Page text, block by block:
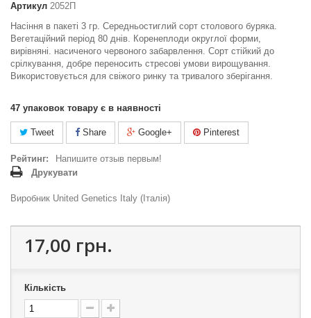
Артикул 2052П
Насіння в пакеті 3 гр. Середньостиглий сорт столового буряка.
Вегетаційний період 80 днів. Коренеплоди округлої форми,
вирівняні. насиченого червоного забарвлення. Сорт стійкий до
срілкування, добре переносить стресові умови вирощування.
Використовується для свіжого ринку та тривалого зберігання.
47 упаковок товару є в наявності
Tweet Share Google+ Pinterest
Рейтинг:
Напишите отзыв первым!
Друкувати
Виробник United Genetics Italy (Італія)
17,00 грн.
Кількість